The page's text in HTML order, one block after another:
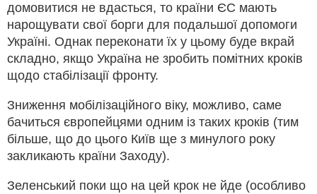
домовитися не вдасться, то країни ЄС мають
нарощувати свої борги для подальшої допомоги
Україні. Однак переконати їх у цьому буде вкрай
складно, якщо Україна не зробить помітних кроків
щодо стабілізації фронту.
Зниження мобілізаційного віку, можливо, саме
бачиться європейцями одним із таких кроків (тим
більше, що до цього Київ ще з минулого року
закликають країни Заходу).
Зеленський поки що на цей крок не йде (особливо